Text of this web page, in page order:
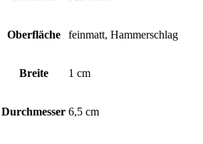
Oberfläche feinmatt, Hammerschlag
Breite 1 cm
Durchmesser 6,5 cm